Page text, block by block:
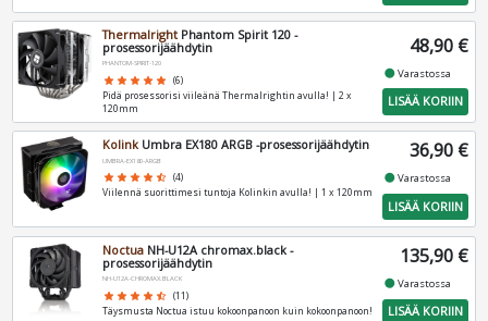
Thermalright Phantom Spirit 120 -
prosessorijäähdytin
PHANTOM-SPIRIT-120
star star star star star (6)
Pidä prosessorisi viileänä Thermalrightin avulla! | 2 x
120mm
48,90 €
fiber_manual_recordVarastossa
LISÄÄ KORIIN
KolinkUmbra EX180 ARGB -prosessorijäähdytin
UMBRA-EX180-ARGB
star star star star star_half (4)
Viilennä suorittimesi tuntoja Kolinkin avulla! | 1 x 120mm
36,90 €
fiber_manual_recordVarastossa
LISÄÄ KORIIN
Noctua NH-U12A chromax.black -
prosessorijäähdytin
NH-U12A-CHROMAX.BLACK
star star star star star_half (11)
Täysmusta Noctua istuu kokoonpanoon kuin kokoonpanoon!
135,90 €
fiber_manual_recordVarastossa
LISÄÄ KORIIN